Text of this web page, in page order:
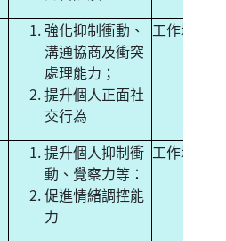
強化抑制衝動、
溝通協商及衝突
處理能力；
提升個人正面社
交行為
工作坊
提升個人抑制衝
動、覺察力等：
促進情緒調控能
力
工作坊